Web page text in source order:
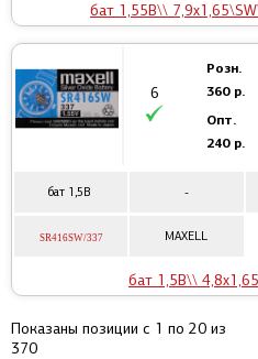
бат 1,55В\\
бат 1,5В -
SR416SW/337 MAXELL
бат 1,5В\\
6
Розн.
360 р.
Опт.
240 р.
Показаны позиции с 1 по 20 из
370